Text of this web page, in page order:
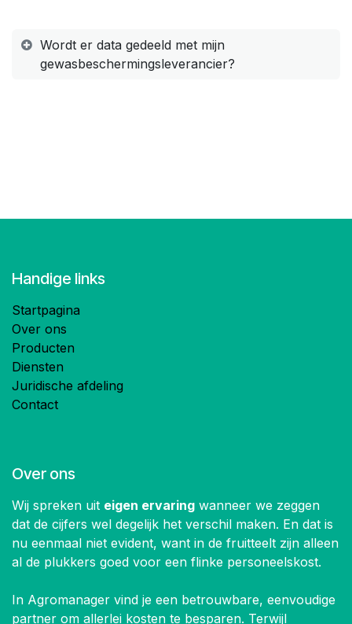
Wordt er data gedeeld met mijn
gewasbeschermingsleverancier?
Handige links
Startpagina
Over ons
Producten
Diensten
Juridische afdeling
Contact
Over ons
Wij spreken uit eigen ervaring wanneer we zeggen
dat de cijfers wel degelijk het verschil maken. En dat is
nu eenmaal niet evident, want in de fruitteelt zijn alleen
al de plukkers goed voor een flinke personeelskost.
In Agromanager vind je een betrouwbare, eenvoudige
partner om allerlei kosten te besparen. Terwijl